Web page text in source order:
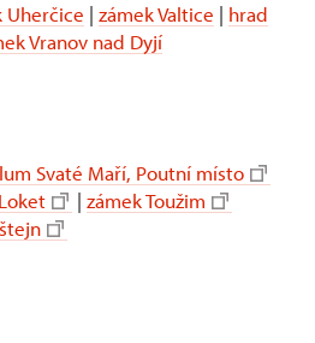
Uherčice | zámek Valtice | hrad
Vranov nad Dyjí
Svaté Maří, Poutní místo
| zámek Toužim